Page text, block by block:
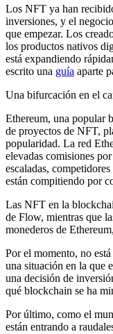
Los NFT ya han
inversiones, y el
que empezar. Los
los productos nativos
está expandiendo
escrito una guía aparte
Una bifurcación en el
Ethereum, una popular
de proyectos de NFT,
popularidad. La red
elevadas comisiones
escaladas,
están compitiendo por
Las NFT en la
de Flow, mientras que
monederos de
Por el momento, no
una situación en la que
una decisión de
qué blockchain se ha
Por último, como el
están entrando a